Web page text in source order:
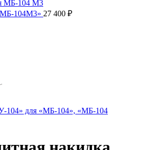
104М3» 27 400 ₽
104» для «МБ-104», «МБ-104